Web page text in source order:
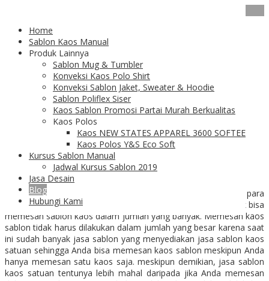
Home
Sablon Kaos Manual
Produk Lainnya
Sablon Mug & Tumbler
Konveksi Kaos Polo Shirt
Konveksi Sablon Jaket, Sweater & Hoodie
Sablon Poliflex Siser
Kaos Sablon Promosi Partai Murah Berkualitas
Kaos Polos
Kaos NEW STATES APPAREL 3600 SOFTEE
Kaos Polos Y&S Eco Soft
Kursus Sablon Manual
Jadwal Kursus Sablon 2019
Jasa Desain
Blog
Hubungi Kami
Sablon Satuan Sebagai Solusi
Bagi Pengusaha Pemula
Sablon Satuan dengan
Variasi Harga
Sablon satuan
sekarang ini banyak diminati khususnya bagi para
pengusaha pemuka yang modalnya masih kecil sehingga tidak bisa
memesan sablon kaos dalam jumlah yang banyak. Memesan kaos
sablon tidak harus dilakukan dalam jumlah yang besar karena saat
ini sudah banyak jasa sablon yang menyediakan jasa sablon kaos
satuan sehingga Anda bisa memesan kaos sablon meskipun Anda
hanya memesan satu kaos saja. meskipun demikian, jasa sablon
kaos satuan tentunya lebih mahal daripada jika Anda memesan